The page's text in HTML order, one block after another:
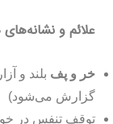
علائم و
خر و پف بلند و
گزارش می‌شود)
توقف تنفس در